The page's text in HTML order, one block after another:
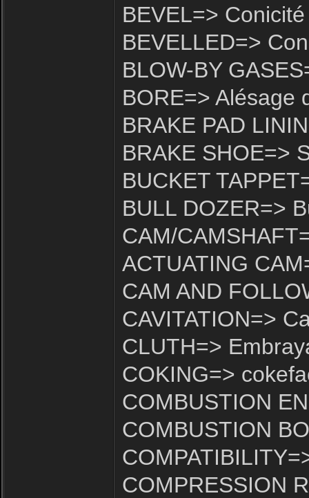
BEVEL=> Conicité
BEVELLED=>
BLOW-BY
BORE=> Alésage
BRAKE PAD
BRAKE SHOE=>
BUCKET
BULL DOZER=>
CAM/
ACTUATING
CAM AND
CAVITATION=>
CLUTH=>
COKING=>
COMBUSTION
COMBUSTION
COMPRESSION